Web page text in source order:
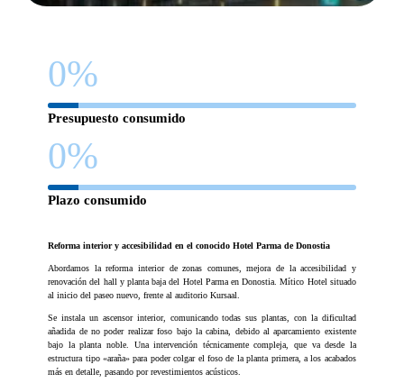
Reforma interior y accesibilidad en el conocido Hotel Parma de Donostia
Abordamos la reforma interior de zonas comunes, mejora de la accesibilidad y
renovación del hall y planta baja del Hotel Parma en Donostia. Mítico Hotel situado
al inicio del paseo nuevo, frente al auditorio Kursaal.
Se instala un ascensor interior, comunicando todas sus plantas, con la dificultad
añadida de no poder realizar foso bajo la cabina, debido al aparcamiento existente
bajo la planta noble. Una intervención técnicamente compleja, que va desde la
estructura tipo «araña» para poder colgar el foso de la planta primera, a los acabados
más en detalle, pasando por revestimientos acústicos.
0%
Presupuesto consumido
0%
Plazo consumido